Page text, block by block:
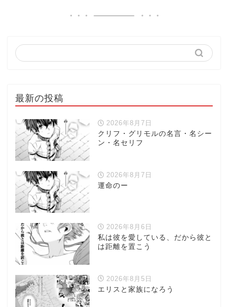
最新の投稿
2026年8月7日
クリフ・グリモルの名言・名シー
ン・名セリフ
2026年8月7日
運命のー
2026年8月6日
私は彼を愛している、だから彼と
は距離を置こう
2026年8月5日
エリスと家族になろう